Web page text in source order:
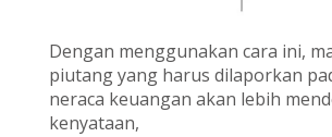
Dengan menggunakan cara ini,
piutang yang harus dilaporkan
neraca keuangan akan lebih
kenyataan,